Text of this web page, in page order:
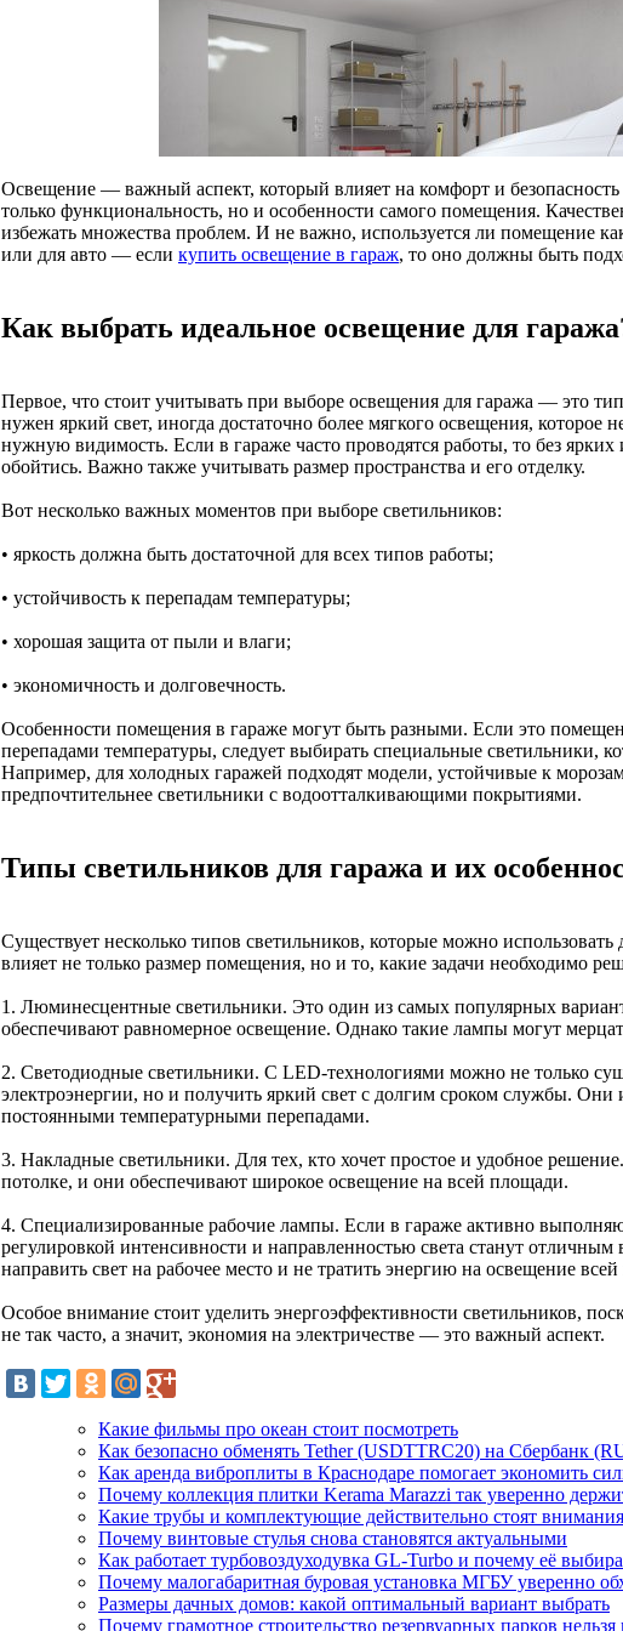
Освещение — важный аспект, который влияет на комфорт и безопасность
только функциональность, но и особенности самого помещения.
избежать множества проблем. И не важно, используется ли помещение
или для авто — если купить освещение в гараж, то оно должны быть
Как выбрать идеальное освещение для
Первое, что стоит учитывать при выборе освещения для гаража — это
нужен яркий свет, иногда достаточно более мягкого освещения, которое
нужную видимость. Если в гараже часто проводятся работы, то без
обойтись. Важно также учитывать размер пространства и его отделку.
Вот несколько важных моментов при выборе светильников:
• яркость должна быть достаточной для всех типов работы;
• устойчивость к перепадам температуры;
• хорошая защита от пыли и влаги;
• экономичность и долговечность.
Особенности помещения в гараже могут быть разными. Если это
перепадами температуры, следует выбирать специальные светильники,
Например, для холодных гаражей подходят модели, устойчивые к
предпочтительнее светильники с водоотталкивающими покрытиями.
Типы светильников для гаража и их
Существует несколько типов светильников, которые можно
влияет не только размер помещения, но и то, какие задачи необходимо
1. Люминесцентные светильники. Это один из самых популярных
обеспечивают равномерное освещение. Однако такие лампы могут
2. Светодиодные светильники. С LED-технологиями можно не только
электроэнергии, но и получить яркий свет с долгим сроком службы. Они
постоянными температурными перепадами.
3. Накладные светильники. Для тех, кто хочет простое и удобное
потолке, и они обеспечивают широкое освещение на всей площади.
4. Специализированные рабочие лампы. Если в гараже активно
регулировкой интенсивности и направленностью света станут
направить свет на рабочее место и не тратить энергию на освещение
Особое внимание стоит уделить энергоэффективности светильников,
не так часто, а значит, экономия на электричестве — это важный аспект.
Какие фильмы про океан стоит посмотреть
Как безопасно обменять Tether (USDTTRC20) на Сбербанк
Как аренда виброплиты в Краснодаре помогает экономить
Почему коллекция плитки Kerama Marazzi так уверенно
Какие трубы и комплектующие действительно стоят
Почему винтовые стулья снова становятся актуальными
Как работает турбовоздуходувка GL-Turbo и почему её
Почему малогабаритная буровая установка МГБУ уверенно
Размеры дачных домов: какой оптимальный вариант выбрать
Почему грамотное строительство резервуарных парков нельзя